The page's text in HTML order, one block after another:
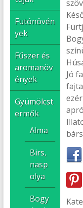
Jó
Futónövén
yek
Fűszer és
aromanöv
ények
Gyümölcst
ermők
Alma
Birs,
nasp
olya
Bogy